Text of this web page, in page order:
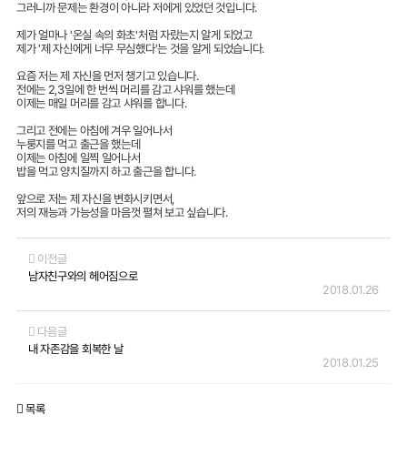
그러니까 문제는 환경이 아니라 저에게 있었던 것입니다.
제가 얼마나 '온실 속의 화초'처럼 자랐는지 알게 되었고
제가 '제 자신에게 너무 무심했다'는 것을 알게 되었습니다.
요즘 저는 제 자신을 먼저 챙기고 있습니다.
전에는 2,3일에 한 번씩 머리를 감고 샤워를 했는데
이제는 매일 머리를 감고 샤워를 합니다.
그리고 전에는 아침에 겨우 일어나서
누룽지를 먹고 출근을 했는데
이제는 아침에 일찍 일어나서
밥을 먹고 양치질까지 하고 출근을 합니다.
앞으로 저는 제 자신을 변화시키면서,
저의 재능과 가능성을 마음껏 펼쳐 보고 싶습니다.
이전글
남자친구와의 헤어짐으로
2018.01.26
다음글
내 자존감을 회복한 날
2018.01.25
목록